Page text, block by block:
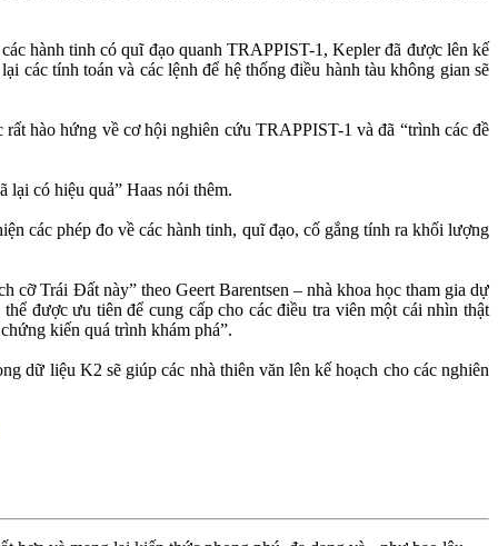
hành tinh có quĩ đạo quanh TRAPPIST-1, Kepler đã được lên kế
các tính toán và các lệnh để hệ thống điều hành tàu không gian sẽ
hào hứng về cơ hội nghiên cứu TRAPPIST-1 và đã “trình các đề
lại có hiệu quả” Haas nói thêm.
các phép đo về các hành tinh, quĩ đạo, cố gắng tính ra khối lượng
cỡ Trái Đất này” theo Geert Barentsen – nhà khoa học tham gia dự
được ưu tiên để cung cấp cho các điều tra viên một cái nhìn thật
kiến quá trình khám phá”.
dữ liệu K2 sẽ giúp các nhà thiên văn lên kế hoạch cho các nghiên